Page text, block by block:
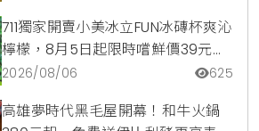
711獨家開賣小美冰立FUN冰磚杯爽沁
檸檬，8月5日起限時嚐鮮價39元特
調咖啡氣泡水超讚
2026/08/06 625
高雄夢時代黑毛屋開幕！和牛火鍋